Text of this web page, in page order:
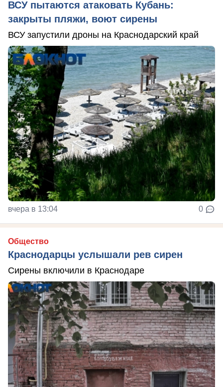
ВСУ пытаются атаковать Кубань:
закрыты пляжи, воют сирены
ВСУ запустили дроны на Краснодарский край
вчера в 13:04 0
Общество
Краснодарцы услышали рев сирен
Сирены включили в Краснодаре